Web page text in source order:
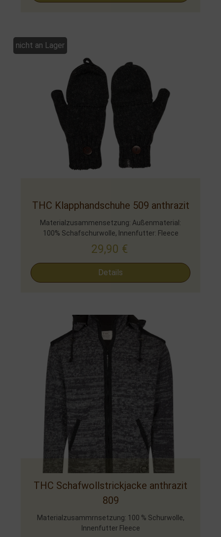
nicht an Lager
THC Klapphandschuhe 509 anthrazit
Materialzusammensetzung: Außenmaterial:
100% Schafschurwolle, Innenfutter: Fleece
29,90 €
Details
THC Schafwollstrickjacke anthrazit
809
Materialzusammrnsetzung: 100 % Schurwolle,
Innenfutter Fleece